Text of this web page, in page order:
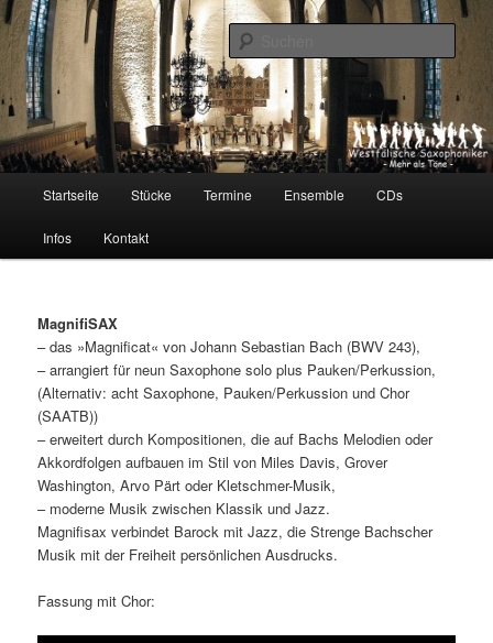
Zum
primären
Inhalt
springen
Westfälische Saxophoniker
Barock im Jazz-Gewand
Startseite Stücke Termine Ensemble CDs
Infos Kontakt
MagnifiSAX
– das »Magnificat« von Johann Sebastian Bach (BWV 243),
– arrangiert für neun Saxophone solo plus Pauken/Perkussion,
(Alternativ: acht Saxophone, Pauken/Perkussion und Chor
(SAATB))
– erweitert durch Kompositionen, die auf Bachs Melodien oder
Akkordfolgen aufbauen im Stil von Miles Davis, Grover
Washington, Arvo Pärt oder Kletschmer-Musik,
– moderne Musik zwischen Klassik und Jazz.
Magnifisax verbindet Barock mit Jazz, die Strenge Bachscher
Musik mit der Freiheit persönlichen Ausdrucks.
Fassung mit Chor: